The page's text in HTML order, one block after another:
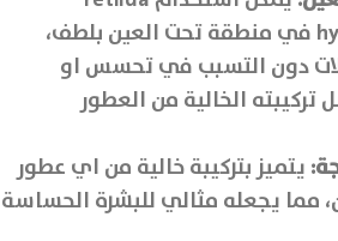
hyaluronic nano serum في منطقة تحت العين بلطف،
دون التسبب في تحسس او
تركيبته الخالية من العطور
: يتميز بتركيبة خالية من اي عطور
مما يجعله مثالي للبشرة الحساسة